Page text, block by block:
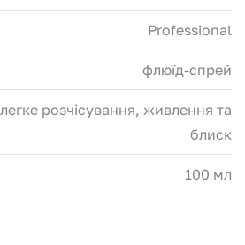
Professional
флюїд-спрей
легке розчісування, живлення та
блиск
100 мл